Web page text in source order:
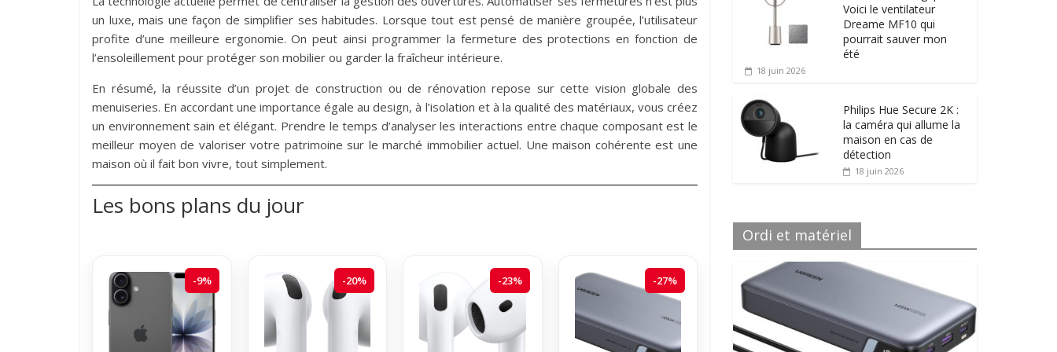
un luxe, mais une façon de simplifier ses habitudes. Lorsque tout est pensé de manière groupée, l’utilisateur
profite d’une meilleure ergonomie. On peut ainsi programmer la fermeture des protections en fonction de
l’ensoleillement pour protéger son mobilier ou garder la fraîcheur intérieure.
En résumé, la réussite d’un projet de construction ou de rénovation repose sur cette vision globale des
menuiseries. En accordant une importance égale au design, à l’isolation et à la qualité des matériaux, vous créez
un environnement sain et élégant. Prendre le temps d’analyser les interactions entre chaque composant est le
meilleur moyen de valoriser votre patrimoine sur le marché immobilier actuel. Une maison cohérente est une
maison où il fait bon vivre, tout simplement.
Les bons plans du jour
-9% -20% -23% -27%
Voici le ventilateur
Dreame MF10 qui
pourrait sauver mon
été
18 juin 2026
Philips Hue Secure 2K :
la caméra qui allume la
maison en cas de
détection
18 juin 2026
Ordi et matériel